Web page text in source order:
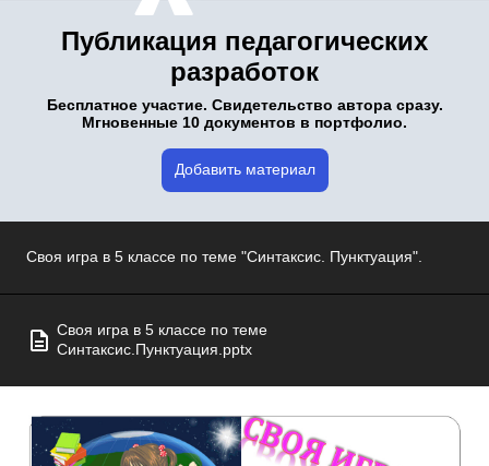
Публикация педагогических
разработок
Бесплатное участие. Свидетельство автора сразу.
Мгновенные 10 документов в портфолио.
Добавить материал
Своя игра в 5 классе по теме "Синтаксис. Пунктуация".
Своя игра в 5 классе по теме
Синтаксис.Пунктуация.pptx